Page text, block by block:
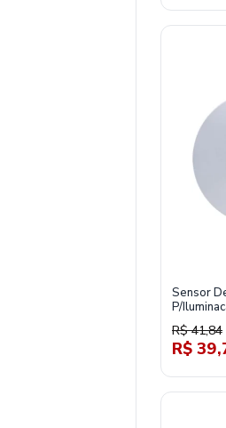
e-controle-eletrico/sensores
Sensor
P/
R$ 41,84
R$